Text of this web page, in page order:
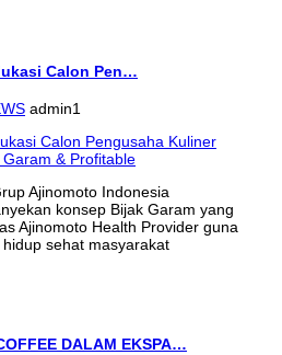
Calon Pen…
admin1
Ajinomoto Indonesia
konsep Bijak Garam yang
Ajinomoto Health Provider guna
sehat masyarakat
DALAM EKSPA…